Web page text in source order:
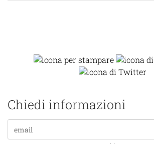
Chiedi informazioni